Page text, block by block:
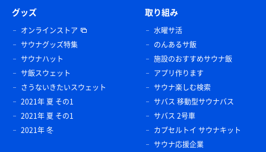
グッズ
オンラインストア
サウナグッズ特集
サウナハット
サ飯スウェット
さうないきたいスウェット
2021年 夏 その1
2021年 夏 その1
2021年 冬
取り組み
水曜サ活
のんあるサ飯
施設のおすすめサウナ飯
アプリ作ります
サウナ楽しむ検索
サバス 移動型サウナバス
サバス 2号車
カプセルトイ サウナキット
サウナ応援企業